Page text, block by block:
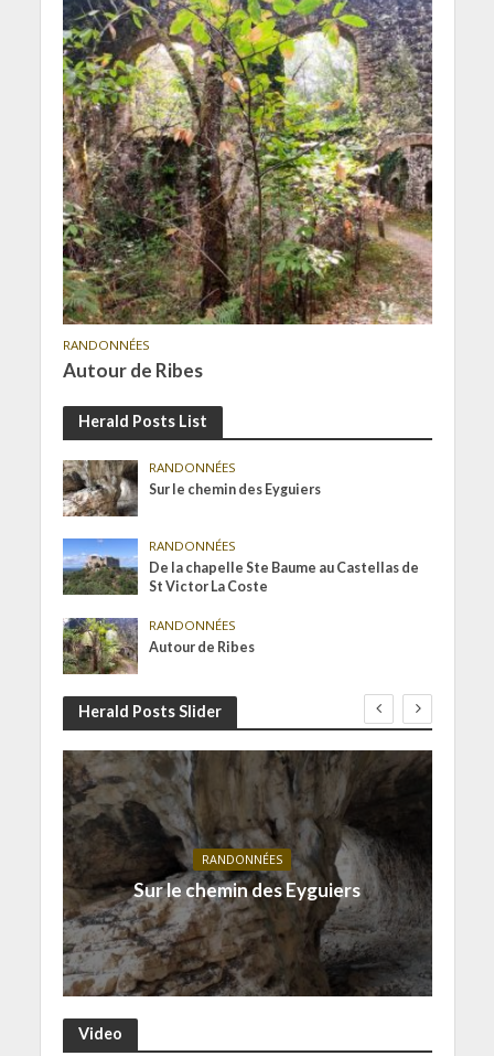
RANDONNÉES
Autour de Ribes
Herald Posts List
RANDONNÉES
Sur le chemin des Eyguiers
RANDONNÉES
De la chapelle Ste Baume au Castellas de
St Victor La Coste
RANDONNÉES
Autour de Ribes
Herald Posts Slider
RANDONNÉES
Sur le chemin des Eyguiers
Video